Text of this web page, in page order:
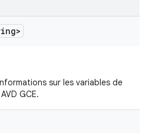
sur les variables de
GCE.